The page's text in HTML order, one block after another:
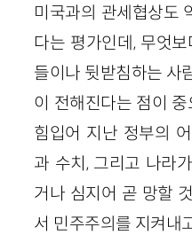
미국과의 관세협상도
다는 평가인데, 무엇
들이나 뒷받침하는 사
이 전해진다는 점이
힘입어 지난 정부의
과 수치, 그리고 나라
거나 심지어 곧 망할
서 민주주의를 지켜내